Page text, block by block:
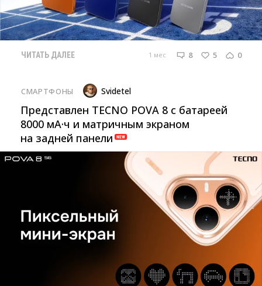
ЧИТАТЬ ДАЛЕЕ 1 мес 8 5 0
СМАРТФОНЫ Svidetel
Представлен TECNO POVA 8 с батареей
8000 мА·ч и матричным экраном
на задней панели